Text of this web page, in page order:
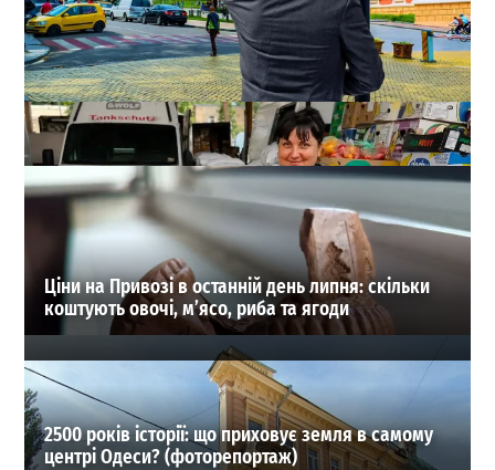
В Одесі оновили список перейменованих вулиць:
повний довідник старих і нових назв
1
18-07-2026 в 15:37
ВИБІР РЕДАКЦІЇ
Ціни на Привозі в останній день липня: скільки
коштують овочі, м’ясо, риба та ягоди
2500 років історії: що приховує земля в самому
центрі Одеси? (фоторепортаж)